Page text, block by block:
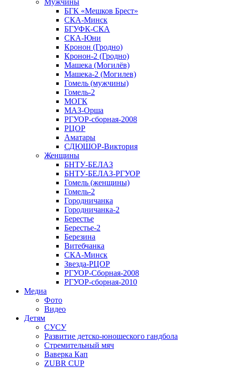
Мужчины
БГК «Мешков Брест»
СКА-Минск
БГУФК-СКА
СКА-Юни
Кронон (Гродно)
Кронон-2 (Гродно)
Машека (Могилёв)
Машека-2 (Могилев)
Гомель (мужчины)
Гомель-2
МОГК
МАЗ-Орша
РГУОР-сборная-2008
РЦОР
Аматары
СДЮШОР-Виктория
Женщины
БНТУ-БЕЛАЗ
БНТУ-БЕЛАЗ-РГУОР
Гомель (женщины)
Гомель-2
Городничанка
Городничанка-2
Берестье
Берестье-2
Березина
Витебчанка
СКА-Минск
Звезда-РЦОР
РГУОР-Сборная-2008
РГУОР-сборная-2010
Медиа
Фото
Видео
Детям
СУСУ
Развитие детско-юношеского гандбола
Стремительный мяч
Ваверка Кап
ZUBR CUP